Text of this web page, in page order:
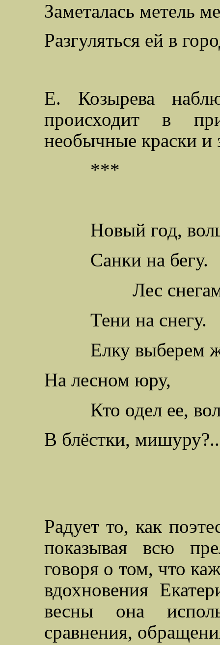
Заметалась метель
Разгуляться ей в
Е. Козырева
происходит в
необычные краски и
***
Новый год,
Санки на бегу.
Лес
Тени на снегу.
Елку выберем
На лесном юру,
Кто одел ее,
В блёстки, мишуру?..
Радует то, как
показывая всю
говоря о том, что
вдохновения
весны она
сравнения,